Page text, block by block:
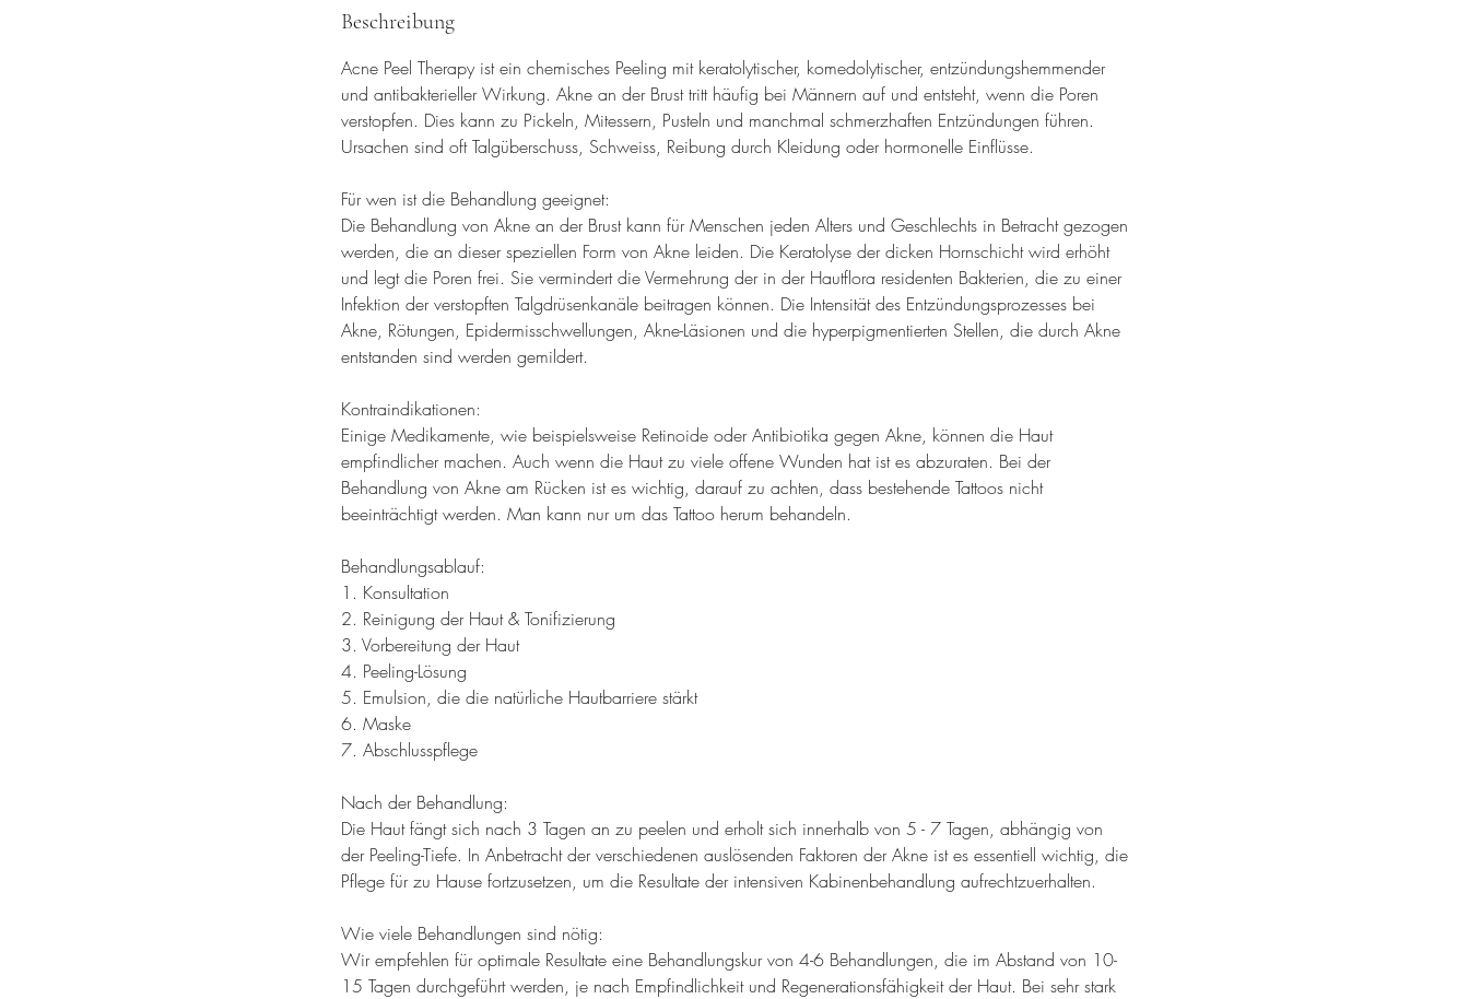
Beschreibung
Acne Peel Therapy ist ein chemisches Peeling mit keratolytischer, komedolytischer, entzündungshemmender
und antibakterieller Wirkung. Akne an der Brust tritt häufig bei Männern auf und entsteht, wenn die Poren
verstopfen. Dies kann zu Pickeln, Mitessern, Pusteln und manchmal schmerzhaften Entzündungen führen.
Ursachen sind oft Talgüberschuss, Schweiss, Reibung durch Kleidung oder hormonelle Einflüsse.
Für wen ist die Behandlung geeignet:
Die Behandlung von Akne an der Brust kann für Menschen jeden Alters und Geschlechts in Betracht gezogen
werden, die an dieser speziellen Form von Akne leiden. Die Keratolyse der dicken Hornschicht wird erhöht
und legt die Poren frei. Sie vermindert die Vermehrung der in der Hautflora residenten Bakterien, die zu einer
Infektion der verstopften Talgdrüsenkanäle beitragen können. Die Intensität des Entzündungsprozesses bei
Akne, Rötungen, Epidermisschwellungen, Akne-Läsionen und die hyperpigmentierten Stellen, die durch Akne
entstanden sind werden gemildert.
Kontraindikationen:
Einige Medikamente, wie beispielsweise Retinoide oder Antibiotika gegen Akne, können die Haut
empfindlicher machen. Auch wenn die Haut zu viele offene Wunden hat ist es abzuraten. Bei der
Behandlung von Akne am Rücken ist es wichtig, darauf zu achten, dass bestehende Tattoos nicht
beeinträchtigt werden. Man kann nur um das Tattoo herum behandeln.
Behandlungsablauf:
1. Konsultation
2. Reinigung der Haut & Tonifizierung
3. Vorbereitung der Haut
4. Peeling-Lösung
5. Emulsion, die die natürliche Hautbarriere stärkt
6. Maske
7. Abschlusspflege
Nach der Behandlung:
Die Haut fängt sich nach 3 Tagen an zu peelen und erholt sich innerhalb von 5 - 7 Tagen, abhängig von
der Peeling-Tiefe. In Anbetracht der verschiedenen auslösenden Faktoren der Akne ist es essentiell wichtig, die
Pflege für zu Hause fortzusetzen, um die Resultate der intensiven Kabinenbehandlung aufrechtzuerhalten.
Wie viele Behandlungen sind nötig:
Wir empfehlen für optimale Resultate eine Behandlungskur von 4-6 Behandlungen, die im Abstand von 10-
15 Tagen durchgeführt werden, je nach Empfindlichkeit und Regenerationsfähigkeit der Haut. Bei sehr stark